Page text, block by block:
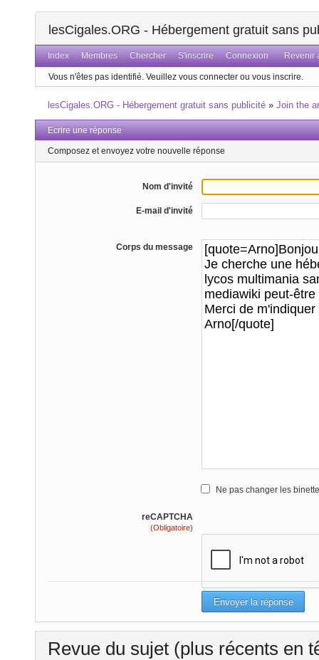
lesCigales.ORG - Hébergement gratuit sans
Index Membres Chercher S'inscrire Connexion Revenir
Vous n'êtes pas identifié. Veuillez vous connecter ou vous inscrire.
lesCigales.ORG - Hébergement gratuit sans publicité »Join the
Ecrire une réponse
Composez et envoyez votre nouvelle réponse
Nom d'invité
E-mail d'invité
Corps du message
Ne pas changer les
reCAPTCHA
(Obligatoire)
Revue du sujet (plus récents en